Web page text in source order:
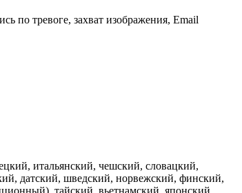
по тревоге, захват изображения, Email
итальянский, чешский, словацкий,
датский, шведский, норвежский, финский,
тайский, вьетнамский, японский,